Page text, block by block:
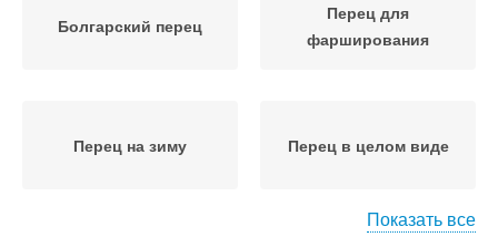
Болгарский перец
Перец для
фарширования
Перец на зиму Перец в целом виде
Показать все